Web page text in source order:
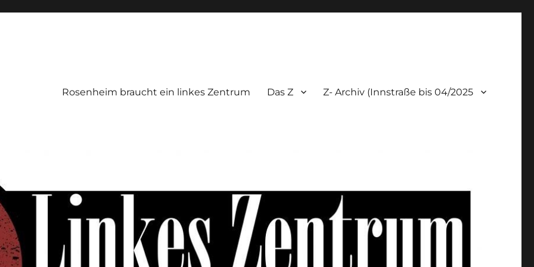
Rosenheim braucht ein linkes Zentrum Das Z Z- Archiv (Innstraße bis 04/2025